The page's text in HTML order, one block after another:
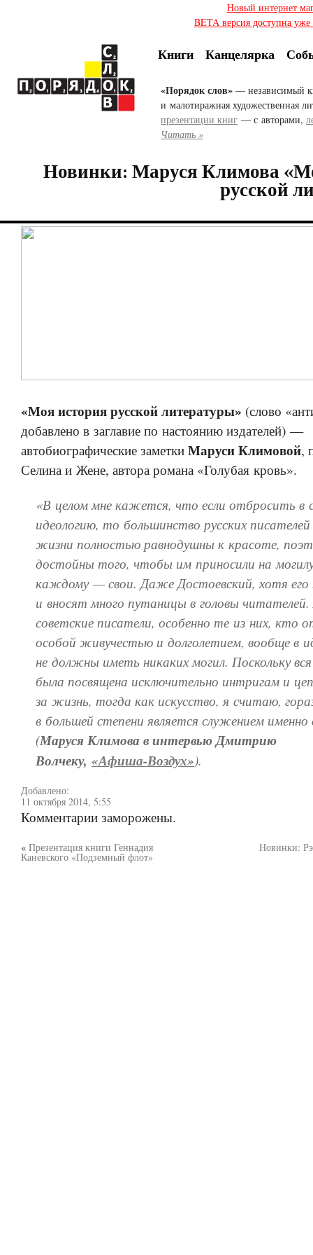
Новый интернет
BETA версия доступна
Книги Канцелярка
«Порядок слов» — независимый
и малотиражная художественная
презентации книг — с авторами,
Читать »
Новинки: Маруся Климова
русской
«Моя история русской литературы» (слово
добавлено в заглавие по настоянию издателей) —
автобиографические заметки Маруси Климовой,
Селина и Жене, автора романа «Голубая кровь».
«В целом мне кажется, что если отбросить в
идеологию, то большинство русских
жизни полностью равнодушны к красоте,
достойны того, чтобы им приносили на
каждому — свои. Даже Достоевский, хотя его
и вносят много путаницы в головы
советские писатели, особенно те из них, кто
особой живучестью и долголетием, вообще в
не должны иметь никаких могил. Поскольку
была посвящена исключительно интригам и
за жизнь, тогда как искусство, я считаю,
в большей степени является служением
(Маруся Климова в интервью Дмитрию
Волчеку,«Афиша-Воздух»).
Добавлено:
11 октября 2014, 5:55
Комментарии заморожены.
« Презентация книги Геннадия
Каневского «Подземный флот»
Новинки: